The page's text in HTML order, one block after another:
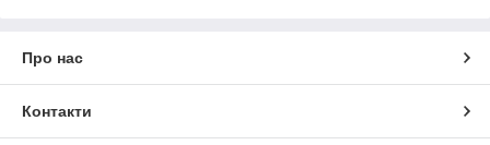
Про нас
Контакти